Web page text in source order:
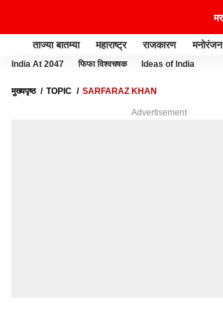
ताज्या बातम्या महाराष्ट्र राजकारण मनोरंजन
India At 2047 फिफा विश्वचषक Ideas of India
मुख्यपृष्ठ TOPIC SARFARAZ KHAN
Advertisement